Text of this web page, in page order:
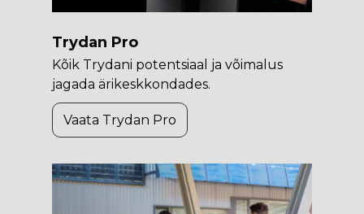
Trydan Pro
Kõik Trydani potentsiaal ja võimalus
jagada ärikeskkondades.
Vaata Trydan Pro